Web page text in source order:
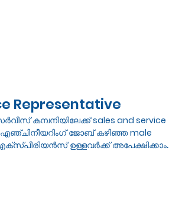
Representative
കമ്പനിയിലേക്ക്sales and service
എഞ്ചിനീയറിംഗ് ജോബ് കഴിഞ്ഞmale
ഉള്ളവർക്ക് അപേക്ഷിക്കാം.